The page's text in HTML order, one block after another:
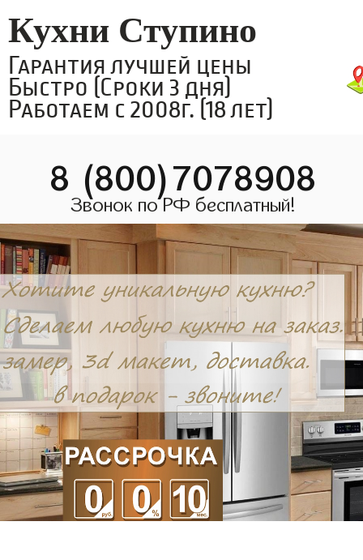
Кухни Ступино
Гарантия лучшей цены
Быстро (Сроки 3 дня)
Работаем с 2008г. (18 лет)
8 (800)7078908
Звонок по РФ бесплатный!